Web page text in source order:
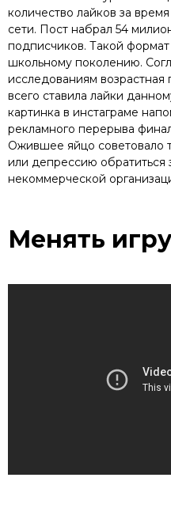
количество лайков за
сети. Пост набрал 54
подписчиков. Такой
школьному поколению.
исследованиям возрастная
всего ставила лайки
картинка в инстаграме
рекламного перерыва
Ожившее яйцо советовало
или депрессию обратиться
некоммерческой
Менять игру